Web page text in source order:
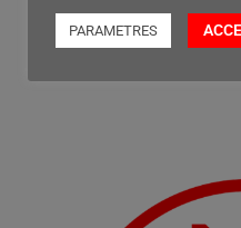
PARAMETRES